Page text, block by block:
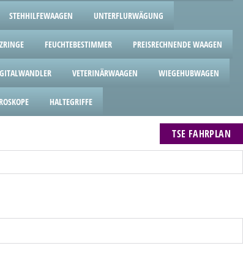
STEHHILFEWAAGEN UNTERFLURWÄGUNG
FEUCHTEBESTIMMER PREISRECHNENDE WAAGEN
VETERINÄRWAAGEN WIEGEHUBWAGEN
HALTEGRIFFE
TSE FAHRPLAN